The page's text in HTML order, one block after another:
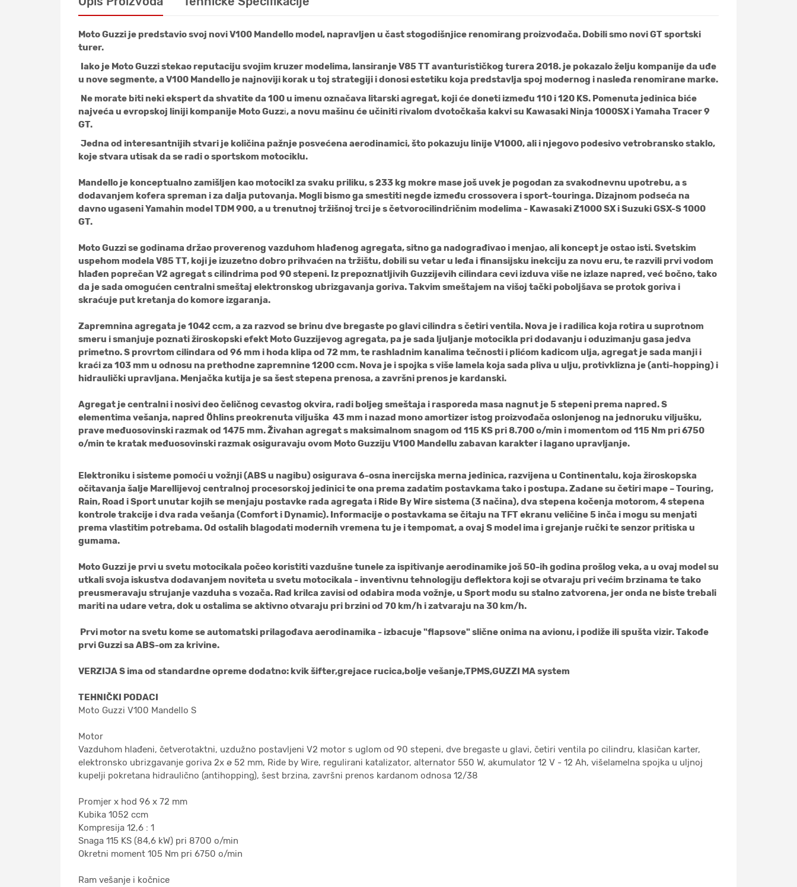
Moto Guzzi je predstavio svoj novi V100 Mandello model, napravljen u čast stogodišnjice renomirang proizvođača. Dobili smo novi GT sportski
turer.
Iako je Moto Guzzi stekao reputaciju svojim kruzer modelima, lansiranje V85 TT avanturističkog turera 2018. je pokazalo želju kompanije da uđe
u nove segmente, a V100 Mandello je najnoviji korak u toj strategiji i donosi estetiku koja predstavlja spoj modernog i nasleđa renomirane marke.
Ne morate biti neki ekspert da shvatite da 100 u imenu označava litarski agregat, koji će doneti između 110 i 120 KS. Pomenuta jedinica biće
najveća u evropskoj liniji kompanije Moto Guzzi, a novu mašinu će učiniti rivalom dvotočkaša kakvi su Kawasaki Ninja 1000SX i Yamaha Tracer 9
GT.
Jedna od interesantnijih stvari je količina pažnje posvećena aerodinamici, što pokazuju linije V1000, ali i njegovo podesivo vetrobransko staklo,
koje stvara utisak da se radi o sportskom motociklu.
Mandello je konceptualno zamišljen kao motocikl za svaku priliku, s 233 kg mokre mase još uvek je pogodan za svakodnevnu upotrebu, a s
dodavanjem kofera spreman i za dalja putovanja. Mogli bismo ga smestiti negde između crossovera i sport-touringa. Dizajnom podseća na
davno ugaseni Yamahin model TDM 900, a u trenutnoj tržišnoj trci je s četvorocilindričnim modelima - Kawasaki Z1000 SX i Suzuki GSX-S 1000
GT.
Moto Guzzi se godinama držao proverenog vazduhom hlađenog agregata, sitno ga nadograđivao i menjao, ali koncept je ostao isti. Svetskim
uspehom modela V85 TT, koji je izuzetno dobro prihvaćen na tržištu, dobili su vetar u leđa i finansijsku inekciju za novu eru, te razvili prvi vodom
hlađen poprečan V2 agregat s cilindrima pod 90 stepeni. Iz prepoznatljivih Guzzijevih cilindara cevi izduva više ne izlaze napred, već bočno, tako
da je sada omogućen centralni smeštaj elektronskog ubrizgavanja goriva. Takvim smeštajem na višoj tački poboljšava se protok goriva i
skraćuje put kretanja do komore izgaranja.
Zapremnina agregata je 1042 ccm, a za razvod se brinu dve bregaste po glavi cilindra s četiri ventila. Nova je i radilica koja rotira u suprotnom
smeru i smanjuje poznati žiroskopski efekt Moto Guzzijevog agregata, pa je sada ljuljanje motocikla pri dodavanju i oduzimanju gasa jedva
primetno. S provrtom cilindara od 96 mm i hoda klipa od 72 mm, te rashladnim kanalima tečnosti i plićom kadicom ulja, agregat je sada manji i
kraći za 103 mm u odnosu na prethodne zapremnine 1200 ccm. Nova je i spojka s više lamela koja sada pliva u ulju, protivklizna je (anti-hopping) i
hidraulički upravljana. Menjačka kutija je sa šest stepena prenosa, a završni prenos je kardanski.
Agregat je centralni i nosivi deo čeličnog cevastog okvira, radi boljeg smeštaja i rasporeda masa nagnut je 5 stepeni prema napred. S
elementima vešanja, napred Öhlins preokrenuta viljuška 43 mm i nazad mono amortizer istog proizvođača oslonjenog na jednoruku viljušku,
prave međuosovinski razmak od 1475 mm. Živahan agregat s maksimalnom snagom od 115 KS pri 8.700 o/min i momentom od 115 Nm pri 6750
o/min te kratak međuosovinski razmak osiguravaju ovom Moto Guzziju V100 Mandellu zabavan karakter i lagano upravljanje.
Elektroniku i sisteme pomoći u vožnji (ABS u nagibu) osigurava 6-osna inercijska merna jedinica, razvijena u Continentalu, koja žiroskopska
očitavanja šalje Marellijevoj centralnoj procesorskoj jedinici te ona prema zadatim postavkama tako i postupa. Zadane su četiri mape – Touring,
Rain, Road i Sport unutar kojih se menjaju postavke rada agregata i Ride By Wire sistema (3 načina), dva stepena kočenja motorom, 4 stepena
kontrole trakcije i dva rada vešanja (Comfort i Dynamic). Informacije o postavkama se čitaju na TFT ekranu veličine 5 inča i mogu su menjati
prema vlastitim potrebama. Od ostalih blagodati modernih vremena tu je i tempomat, a ovaj S model ima i grejanje ručki te senzor pritiska u
gumama.
Moto Guzzi je prvi u svetu motocikala počeo koristiti vazdušne tunele za ispitivanje aerodinamike još 50-ih godina prošlog veka, a u ovaj model su
utkali svoja iskustva dodavanjem noviteta u svetu motocikala - inventivnu tehnologiju deflektora koji se otvaraju pri većim brzinama te tako
preusmeravaju strujanje vazduha s vozača. Rad krilca zavisi od odabira moda vožnje, u Sport modu su stalno zatvorena, jer onda ne biste trebali
mariti na udare vetra, dok u ostalima se aktivno otvaraju pri brzini od 70 km/h i zatvaraju na 30 km/h.
Prvi motor na svetu kome se automatski prilagođava aerodinamika - izbacuje "flapsove" slične onima na avionu, i podiže ili spušta vizir. Takođe
prvi Guzzi sa ABS-om za krivine.
VERZIJA S ima od standardne opreme dodatno: kvik šifter,grejace rucica,bolje vešanje,TPMS,GUZZI MA system
TEHNIČKI PODACI
Moto Guzzi V100 Mandello S
Motor
Vazduhom hlađeni, četverotaktni, uzdužno postavljeni V2 motor s uglom od 90 stepeni, dve bregaste u glavi, četiri ventila po cilindru, klasičan karter,
elektronsko ubrizgavanje goriva 2x ø 52 mm, Ride by Wire, regulirani katalizator, alternator 550 W, akumulator 12 V - 12 Ah, višelamelna spojka u uljnoj
kupelji pokretana hidraulično (antihopping), šest brzina, završni prenos kardanom odnosa 12/38
Promjer x hod 96 x 72 mm
Kubika 1052 ccm
Kompresija 12,6 : 1
Snaga 115 KS (84,6 kW) pri 8700 o/min
Okretni moment 105 Nm pri 6750 o/min
Ram vešanje i kočnice